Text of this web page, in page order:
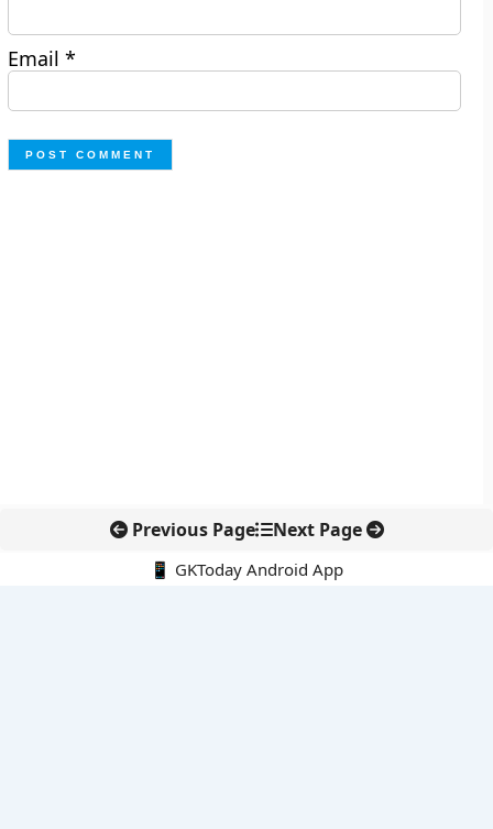
Email*
Previous Page Next Page
📱 GKToday Android App